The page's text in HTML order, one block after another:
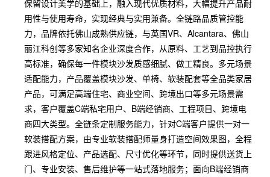
保留设计美学的基础上，融入现代优质材料，大幅提升产品耐
用性与使用寿命，实现经典与实用兼备。全链路品质管控能
力，品牌依托佛山成熟供应链，与英国VR、Alcantara、佛山
丽江科创等多家知名企业深度合作，从原料、工艺到品控执行
高标准，确保每一件模块沙发质感细腻、做工精良。多元场景
适配能力，产品覆盖模块沙发、单椅、软装配套等全品类家居
产品，可满足高端住宅、商业空间、跨境出口等多元场景需
求，客户覆盖C端私宅用户、B端经销商、工程项目、跨境电
商四大类型。全链条定制服务能力，针对C端客户提供一对一
软装搭配方案，由专业软装搭配师量身打造空间效果图，全程
跟进风格定位、产品选配、尺寸优化等环节，同时提供送货上
门、专业安装、售后维护等一站式落地服务；面向B端经销商